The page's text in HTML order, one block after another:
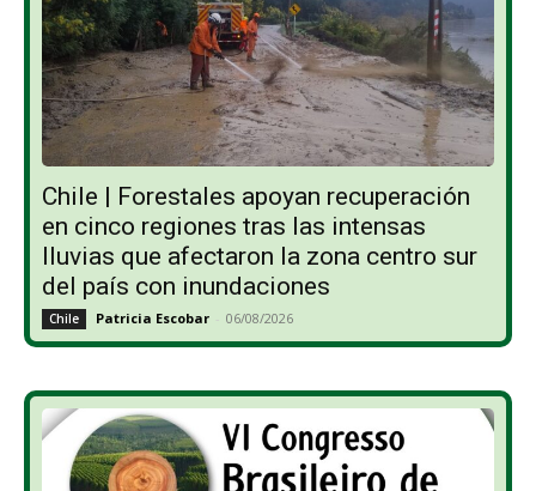
Chile | Forestales apoyan recuperación
en cinco regiones tras las intensas
lluvias que afectaron la zona centro sur
del país con inundaciones
Chile Patricia Escobar - 06/08/2026